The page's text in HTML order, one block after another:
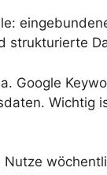
strukturierte
Google
Wichtig